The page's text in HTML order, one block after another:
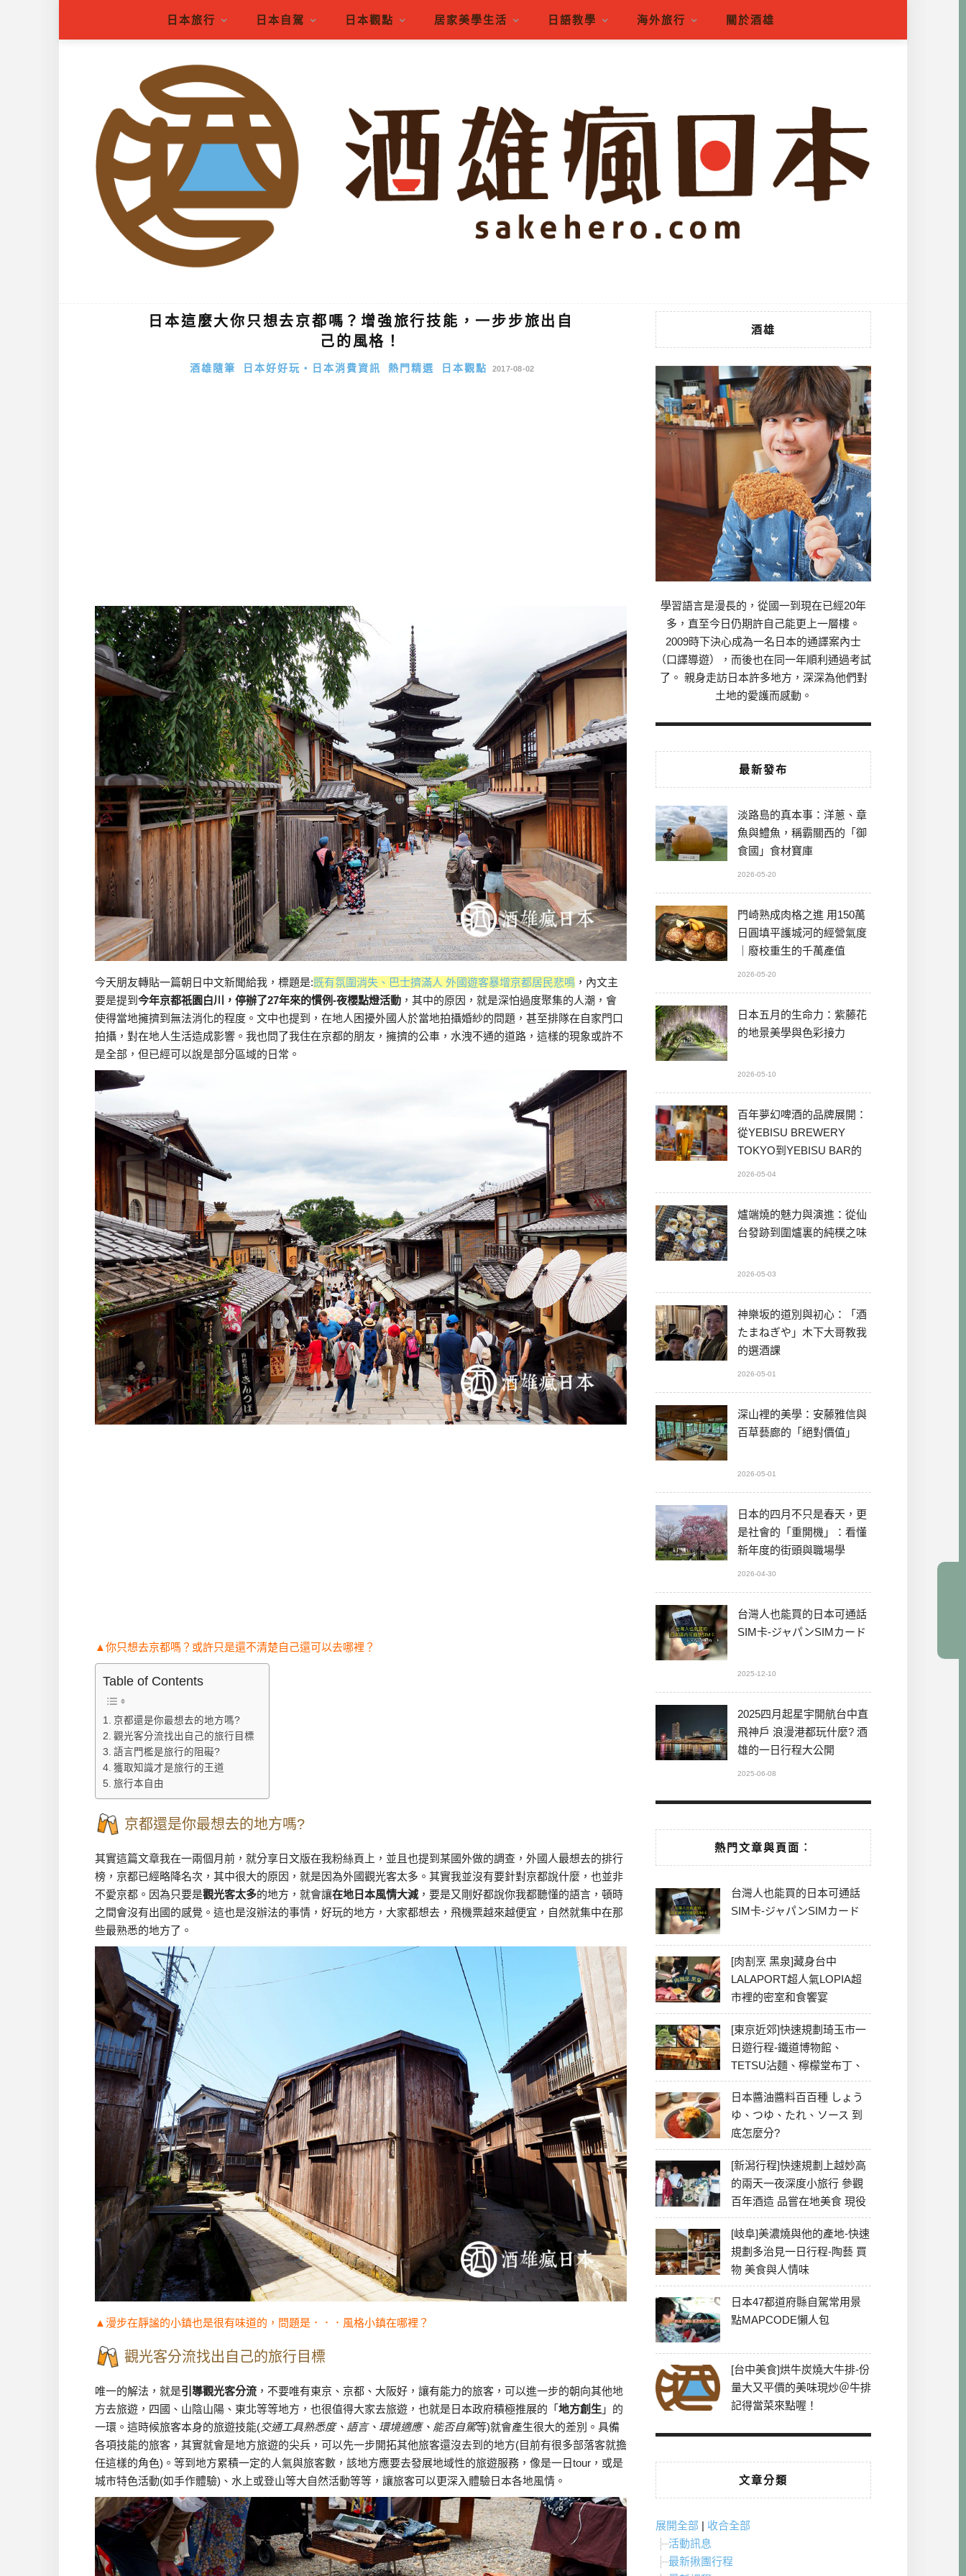
日本旅行 日本自駕 日本觀點 居家美學生活 日語教學 海外旅行 關於酒雄
日本這麼大你只想去京都嗎？增強旅行技能，一步步旅出自
己的風格！
酒雄隨筆 日本好好玩・日本消費資訊 熱門精選 日本觀點 2017-08-02
今天朋友轉貼一篇朝日中文新聞給我，標題是:既有氛圍消失、巴士擠滿人 外國遊客暴增京都居民悲鳴 ，內文主
要是提到 今年京都祇園白川，停辦了27年來的慣例-夜櫻點燈活動 ，其中的原因，就是深怕過度聚集的人潮，會
使得當地擁擠到無法消化的程度。文中也提到，在地人困擾外國人於當地拍攝婚紗的問題，甚至排隊在自家門口
拍攝，對在地人生活造成影響。我也問了我住在京都的朋友，擁擠的公車，水洩不通的道路，這樣的現象或許不
是全部，但已經可以說是部分區域的日常。
▲你只想去京都嗎？或許只是還不清楚自己還可以去哪裡？
Table of Contents
京都還是你最想去的地方嗎?
觀光客分流找出自己的旅行目標
語言門檻是旅行的阻礙?
獲取知識才是旅行的王道
旅行本自由
京都還是你最想去的地方嗎?
其實這篇文章我在一兩個月前，就分享日文版在我粉絲頁上，並且也提到某國外做的調查，外國人最想去的排行
榜，京都已經略降名次，其中很大的原因，就是因為外國觀光客太多。其實我並沒有要針對京都說什麼，也並非
不愛京都。因為只要是觀光客太多的地方，就會讓在地日本風情大減，要是又剛好都說你我都聽懂的語言，頓時
之間會沒有出國的感覺。這也是沒辦法的事情，好玩的地方，大家都想去，飛機票越來越便宜，自然就集中在那
些最熟悉的地方了。
▲漫步在靜謐的小鎮也是很有味道的，問題是．．．風格小鎮在哪裡？
觀光客分流找出自己的旅行目標
唯一的解法，就是引導觀光客分流 ，不要唯有東京、京都、大阪好，讓有能力的旅客，可以進一步的朝向其他地
方去旅遊，四國、山陰山陽、東北等等地方，也很值得大家去旅遊，也就是日本政府積極推展的「 地方創生 」的
一環。這時候旅客本身的旅遊技能(交通工具熟悉度、語言、環境適應、能否自駕等)就會產生很大的差別。具備
各項技能的旅客，其實就會是地方旅遊的尖兵，可以先一步開拓其他旅客還沒去到的地方(目前有很多部落客就擔
任這樣的角色)。等到地方累積一定的人氣與旅客數，該地方應要去發展地域性的旅遊服務，像是一日tour，或是
城市特色活動(如手作體驗)、水上或登山等大自然活動等等，讓旅客可以更深入體驗日本各地風情。
酒雄
學習語言是漫長的，從國一到現在已經20年
多，直至今日仍期許自己能更上一層樓。
2009時下決心成為一名日本的通譯案內士
（口譯導遊），而後也在同一年順利通過考試
了。 親身走訪日本許多地方，深深為他們對
土地的愛護而感動。
最新發布
淡路島的真本事：洋蔥、章
魚與鱧魚，稱霸關西的「御
食國」食材寶庫
2026-05-20
門崎熟成肉格之進 用150萬
日圓填平護城河的經營氣度
｜廢校重生的千萬產值
2026-05-20
日本五月的生命力：紫藤花
的地景美學與色彩接力
2026-05-10
百年夢幻啤酒的品牌展開：
從YEBISU BREWERY
TOKYO到YEBISU BAR的
2026-05-04
爐端燒的魅力與演進：從仙
台發跡到圍爐裏的純樸之味
2026-05-03
神樂坂的道別與初心：「酒
たまねぎや」木下大哥教我
的選酒課
2026-05-01
深山裡的美學：安藤雅信與
百草藝廊的「絕對價值」
2026-05-01
日本的四月不只是春天，更
是社會的「重開機」：看懂
新年度的街頭與職場學
2026-04-30
台灣人也能買的日本可通話
SIM卡-ジャパンSIMカード
2025-12-10
2025四月起星宇開航台中直
飛神戶 浪漫港都玩什麼? 酒
雄的一日行程大公開
2025-06-08
熱門文章與頁面︰
台灣人也能買的日本可通話
SIM卡-ジャパンSIMカード
[肉割烹 黑泉]藏身台中
LALAPORT超人氣LOPIA超
市裡的密室和食饗宴
[東京近郊]快速規劃琦玉市一
日遊行程-鐵道博物館、
TETSU沾麵、檸檬堂布丁、
冰川神社、美食彙整
日本醬油醬料百百種 しょう
ゆ、つゆ、たれ、ソース 到
底怎麼分?
[新潟行程]快速規劃上越妙高
的兩天一夜深度小旅行 參觀
百年酒造 品嘗在地美食 現役
最老牌電影院
[岐阜]美濃燒與他的產地-快速
規劃多治見一日行程-陶藝 買
物 美食與人情味
日本47都道府縣自駕常用景
點MAPCODE懶人包
[台中美食]烘牛炭燒大牛排-份
量大又平價的美味現炒＠牛排
記得當菜來點喔！
文章分類
展開全部 | 收合全部
活動訊息
最新揪團行程